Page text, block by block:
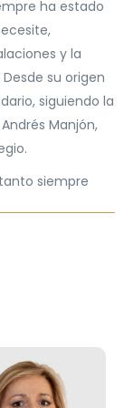
ha estado
y la
su origen
siguiendo la
Manjón,
siempre